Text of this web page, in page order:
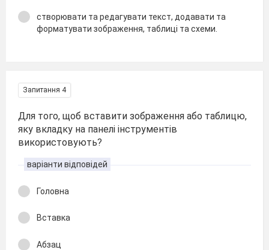
створювати та редагувати текст, додавати та
форматувати зображення, таблиці та схеми.
Запитання 4
Для того, щоб вставити зображення або таблицю,
яку вкладку на панелі інструментів
використовують?
варіанти відповідей
Головна
Вставка
Абзац